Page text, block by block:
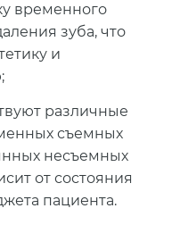
временного
зуба, что
и
различные
съемных
несъемных
от состояния
пациента.